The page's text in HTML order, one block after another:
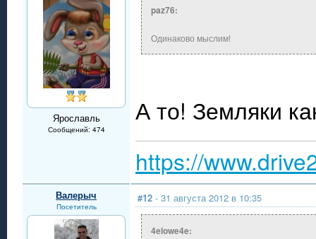
Ярославль
Сообщений: 474
paz76:
Одинаково мыслим!
А то! Земляки
https://
Валерыч
Посетитель
#12 - 31 августа 2012 в 10:35
4elowe4e: